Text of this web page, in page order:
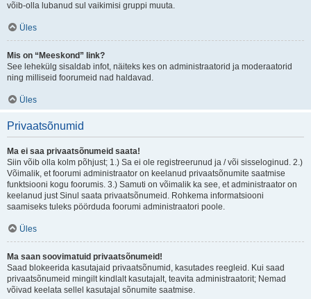
võib-olla lubanud sul vaikimisi gruppi muuta.
Üles
Mis on “Meeskond” link?
See lehekülg sisaldab infot, näiteks kes on administraatorid ja moderaatorid
ning milliseid foorumeid nad haldavad.
Üles
Privaatsõnumid
Ma ei saa privaatsõnumeid saata!
Siin võib olla kolm põhjust; 1.) Sa ei ole registreerunud ja / või sisseloginud. 2.)
Võimalik, et foorumi administraator on keelanud privaatsõnumite saatmise
funktsiooni kogu foorumis. 3.) Samuti on võimalik ka see, et administraator on
keelanud just Sinul saata privaatsõnumeid. Rohkema informatsiooni
saamiseks tuleks pöörduda foorumi administraatori poole.
Üles
Ma saan soovimatuid privaatsõnumeid!
Saad blokeerida kasutajaid privaatsõnumid, kasutades reegleid. Kui saad
privaatsõnumeid mingilt kindlalt kasutajalt, teavita administraatorit; Nemad
võivad keelata sellel kasutajal sõnumite saatmise.